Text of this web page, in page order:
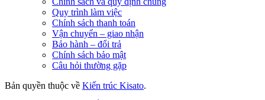
Quy trình làm việc
Chính sách thanh toán
Vận chuyển – giao nhận
Bảo hành – đổi trả
Chính sách bảo mật
Câu hỏi thường gặp
Bản quyền thuộc về Kiến trúc Kisato.